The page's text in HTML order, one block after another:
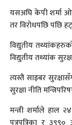
यसअघि केपी शर्मा
तर विराेधपछि पछि
विद्युतीय
विद्युतीय तथ्यांक
त्यस्तै साइबर
सुरक्षा नीति
मन्त्री शर्माले हाल